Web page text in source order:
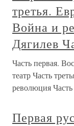
третья.
Война и
Дягилев
Часть первая.
театр Часть
революция
Первая